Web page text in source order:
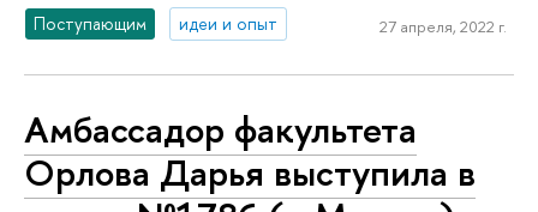
Поступающим идеи и опыт 27 апреля, 2022 г.
Амбассадор факультета
Орлова Дарья выступила в